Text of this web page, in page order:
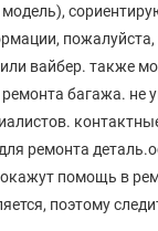
пожалуйста,
вайбер. также
багажа. не
ремонта
помощь в
поэтому